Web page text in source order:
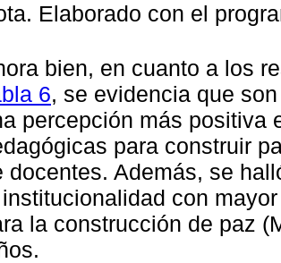
Elaborado con el
bien, en cuanto a los
6, se evidencia que
percepción más positiva
para construir
docentes. Además, se
con
la construcción de paz